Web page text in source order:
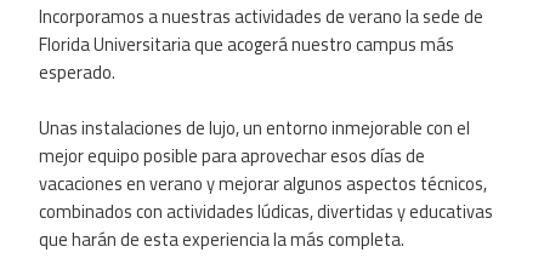
Incorporamos a nuestras actividades de verano la sede de
Florida Universitaria que acogerá nuestro campus más
esperado.
Unas instalaciones de lujo, un entorno inmejorable con el
mejor equipo posible para aprovechar esos días de
vacaciones en verano y mejorar algunos aspectos técnicos,
combinados con actividades lúdicas, divertidas y educativas
que harán de esta experiencia la más completa.